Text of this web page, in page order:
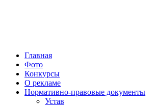
Народная трибуна
Калининская районная газета
Главная
Фото
Конкурсы
О рекламе
Нормативно-правовые документы
Устав